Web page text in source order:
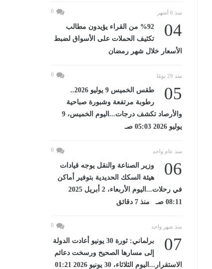
منذ 6 أشهر 0
04
%92 من القراء يؤيدون مطالب
تكثيف الحملات على الأسواق لضبط
الأسعار خلال شهر رمضان
منذ 29 يومًا 0
05
طقس الخميس 9 يوليو 2026..
رطوبة مرتفعة وشبورة صباحية
والأرصاد تكشف درجات...اليوم الخميس، 9
يوليو 2026 05:03 صـ
منذ عام واحد 0
06
وزير الصناعة والنقل يوجه قيادات
هيئة السكك الحديدية بتوفير أماكن
في رحلات...اليوم الأربعاء، 2 أبريل 2025
08:11 صـ منذ 7 دقائق
منذ شهر واحد 0
07
برلماني: ثورة 30 يونيو أعادت الدولة
إلى مسارها الصحيح ورسخت دعائم
الاستقرار...اليوم الثلاثاء، 30 يونيو 2026 01:21